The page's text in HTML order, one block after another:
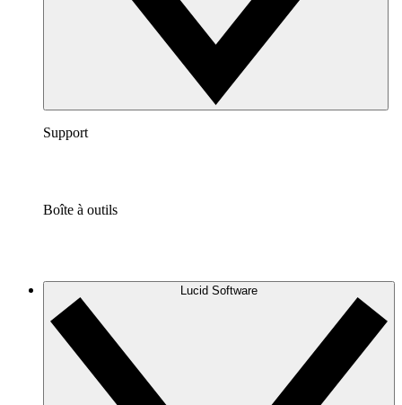
Support
Boîte à outils
Lucid Software